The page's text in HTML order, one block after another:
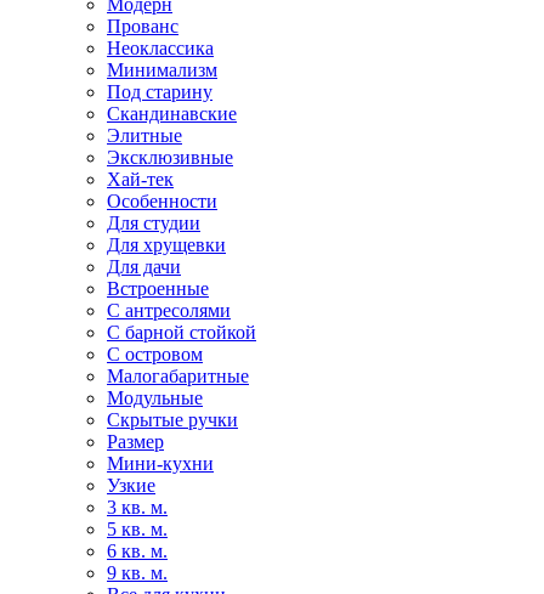
Модерн
Прованс
Неоклассика
Минимализм
Под старину
Скандинавские
Элитные
Эксклюзивные
Хай-тек
Особенности
Для студии
Для хрущевки
Для дачи
Встроенные
С антресолями
С барной стойкой
С островом
Малогабаритные
Модульные
Скрытые ручки
Размер
Мини-кухни
Узкие
3 кв. м.
5 кв. м.
6 кв. м.
9 кв. м.